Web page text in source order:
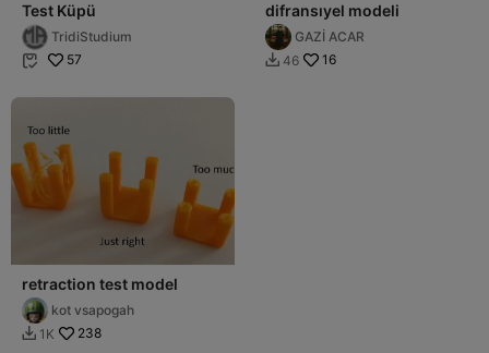
Test Küpü
TridiStudium
 57
difransıyel modeli
GAZİ ACAR
 46 16
retraction test model
kot vsapogah
 1K 238